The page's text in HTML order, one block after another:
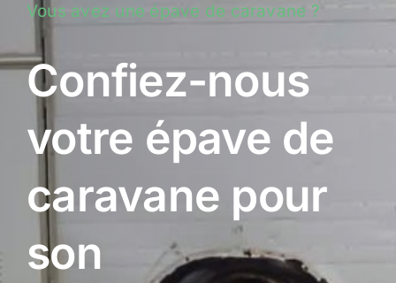
Vous avez une épave de caravane ?
Confiez-nous
votre épave de
caravane pour
son